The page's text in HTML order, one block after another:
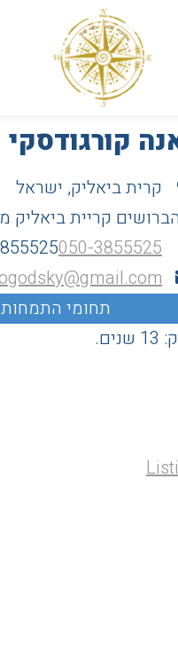
קורגודסקי
קרית ביאליק, ישראל
קריית ביאליק
050-3855525